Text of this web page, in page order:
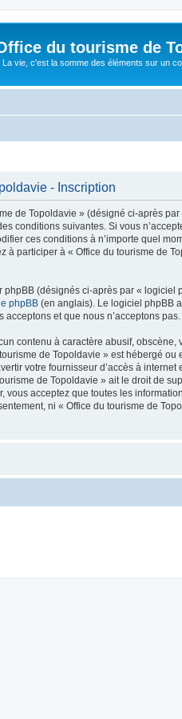
du tourisme de
La vie, c'est la somme des éléments sur un
- Inscription
de Topoldavie » (désigné ci-après
conditions suivantes. Si vous
ces conditions à n’importe quel
à participer à « Office du tourisme de
phpBB (désignés ci-après par «
phpBB (en anglais). Le logiciel phpBB
et que nous n’acceptons
contenu à caractère abusif,
de Topoldavie » est hébergé
votre fournisseur d’accès à
de Topoldavie » ait le droit de
vous acceptez que toutes les
ni « Office du tourisme de